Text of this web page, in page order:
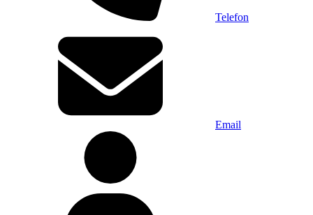
Telefon
Email